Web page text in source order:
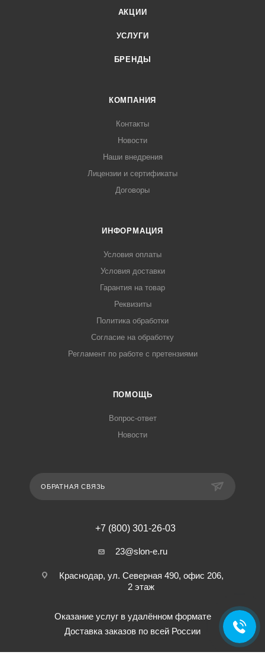
АКЦИИ
УСЛУГИ
БРЕНДЫ
КОМПАНИЯ
Контакты
Новости
Наши внедрения
Лицензии и сертификаты
Договоры
ИНФОРМАЦИЯ
Условия оплаты
Условия доставки
Гарантия на товар
Реквизиты
Политика обработки
Согласие на обработку
Регламент по работе с претензиями
ПОМОЩЬ
Вопрос-ответ
Новости
ОБРАТНАЯ СВЯЗЬ
+7 (800) 301-26-03
23@slon-e.ru
Краснодар, ул. Северная 490, офис 206,
2 этаж
Оказание услуг в удалённом формате
Доставка заказов по всей России